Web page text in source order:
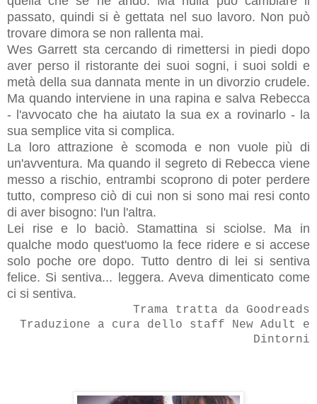
passato, quindi si è gettata nel suo lavoro. Non può
trovare dimora se non rallenta mai.
Wes Garrett sta cercando di rimettersi in piedi dopo
aver perso il ristorante dei suoi sogni, i suoi soldi e
metà della sua dannata mente in un divorzio crudele.
Ma quando interviene in una rapina e salva Rebecca
- l'avvocato che ha aiutato la sua ex a rovinarlo - la
sua semplice vita si complica.
La loro attrazione è scomoda e non vuole più di
un'avventura. Ma quando il segreto di Rebecca viene
messo a rischio, entrambi scoprono di poter perdere
tutto, compreso ciò di cui non si sono mai resi conto
di aver bisogno: l'un l'altra.
Lei rise e lo baciò. Stamattina si sciolse. Ma in
qualche modo quest'uomo la fece ridere e si accese
solo poche ore dopo. Tutto dentro di lei si sentiva
felice. Si sentiva... leggera. Aveva dimenticato come
ci si sentiva.
Trama tratta da Goodreads
Traduzione a cura dello staff New Adult e
Dintorni